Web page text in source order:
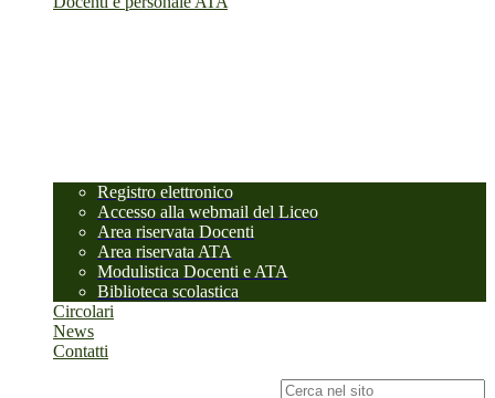
Registro elettronico
Accesso alla webmail del Liceo
Area riservata Docenti
Area riservata ATA
Modulistica Docenti e ATA
Biblioteca scolastica
Circolari
News
Contatti